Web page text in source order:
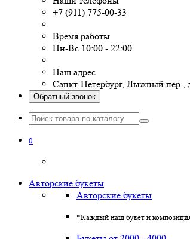
+7 (911) 775-00-33
Время работы
Пн-Вс 10:00 - 22:00
Наш адрес
Санкт-Петербург, Лыжный пер.,
Обратный звонок
0
Авторские букеты
Авторские букеты
*Каждый наш букет и